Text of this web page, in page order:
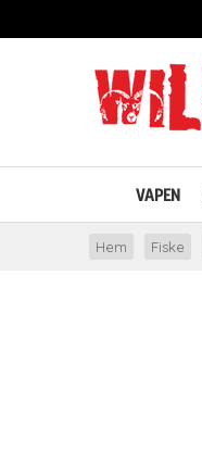
VAPEN
Hem Fiske